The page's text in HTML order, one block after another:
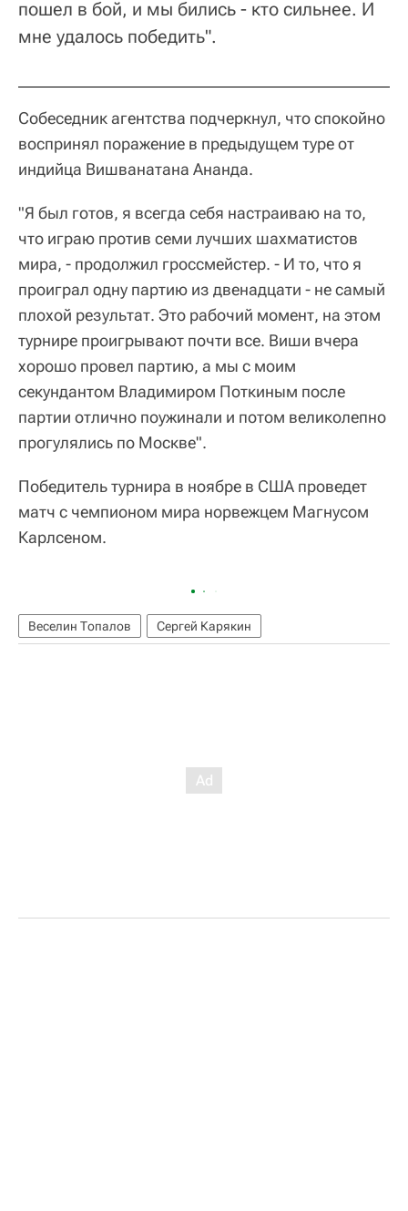
пошел в бой, и мы бились - кто сильнее. И
мне удалось победить".
Собеседник агентства подчеркнул, что спокойно
воспринял поражение в предыдущем туре от
индийца Вишванатана Ананда.
"Я был готов, я всегда себя настраиваю на то,
что играю против семи лучших шахматистов
мира, - продолжил гроссмейстер. - И то, что я
проиграл одну партию из двенадцати - не самый
плохой результат. Это рабочий момент, на этом
турнире проигрывают почти все. Виши вчера
хорошо провел партию, а мы с моим
секундантом Владимиром Поткиным после
партии отлично поужинали и потом великолепно
прогулялись по Москве".
Победитель турнира в ноябре в США проведет
матч с чемпионом мира норвежцем Магнусом
Карлсеном.
Веселин Топалов Сергей Карякин